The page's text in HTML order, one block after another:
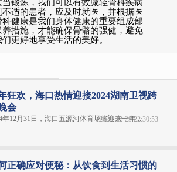
锻炼，我们可以有效减轻骨科疾病
适的患者，应及时就医，并根据医
健康是我们身体健康的重要组成部
措施，才能确保骨骼的强健，避免
更好地享受生活的美好。
狂欢，海口热情迎接2024湖南卫视跨
会
年12月31日，海口五源河体育场将迎来一年...
2024-12-29 22:30:53
正确应对便秘：从饮食到生活习惯的